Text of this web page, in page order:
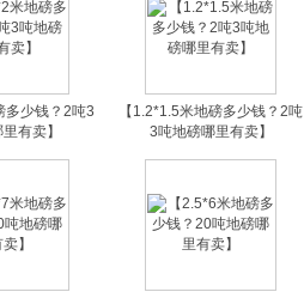
多少钱？2吨3
有卖】
【1.2*1.5米地磅多少钱？2吨
3吨地磅哪里有卖】